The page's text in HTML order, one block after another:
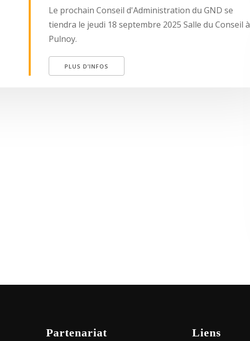
Le prochain Conseil d'Administration du GND se
tiendra le jeudi 18 septembre 2025 Salle du Conseil à
Pulnoy.
PLUS D’INFOS
Partenariat Liens